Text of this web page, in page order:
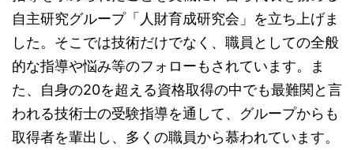
自主研究グループ「人財育成研究会」を立ち上げま
した。そこでは技術だけでなく、職員としての全般
的な指導や悩み等のフォローもされています。ま
た、自身の20を超える資格取得の中でも最難関と言
われる技術士の受験指導を通して、グループからも
取得者を輩出し、多くの職員から慕われています。